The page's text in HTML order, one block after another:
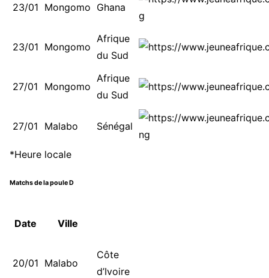
23/01 Mongomo Ghana
23/01 Mongomo
Afrique
du Sud
27/01 Mongomo
Afrique
du Sud
27/01 Malabo Sénégal
*Heure locale
Matchs de la poule D
Date Ville
20/01 Malabo
Côte
d’Ivoire